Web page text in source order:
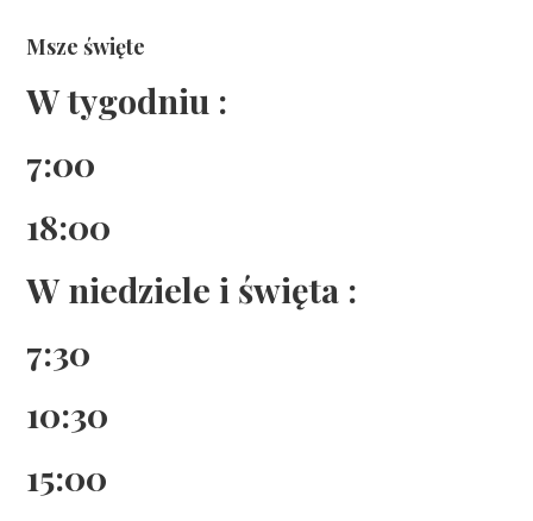
Msze święte
W tygodniu :
7:00
18:00
W niedziele i święta :
7:30
10:30
15:00